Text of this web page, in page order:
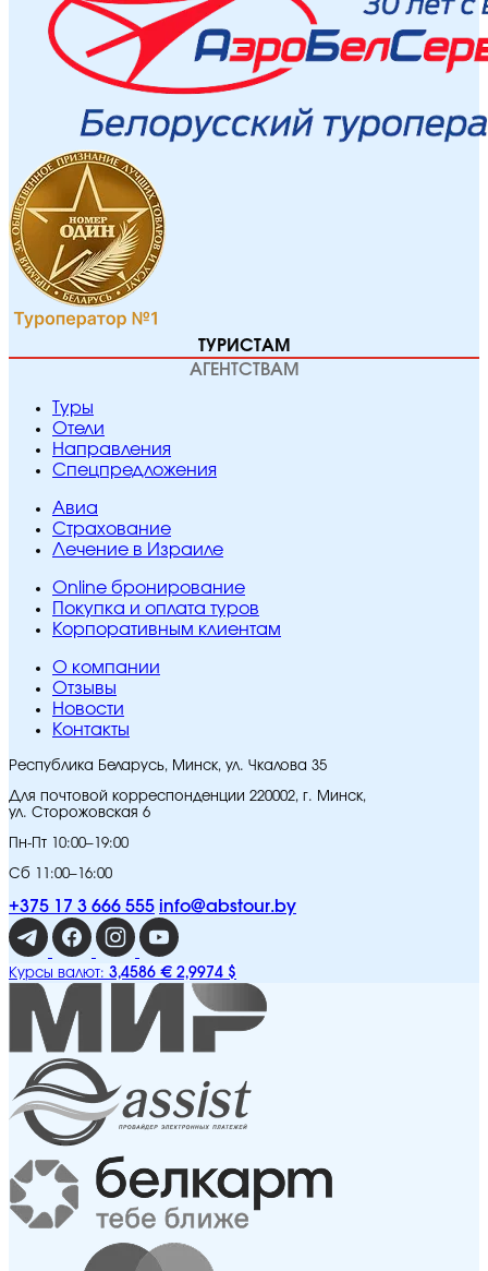
ТУРИСТАМ
АГЕНТСТВАМ
Туры
Отели
Направления
Спецпредложения
Авиа
Страхование
Лечение в Израиле
Online бронирование
Покупка и оплата туров
Корпоративным клиентам
O компании
Отзывы
Новости
Контакты
Республика Беларусь, Минск, ул. Чкалова 35
Для почтовой корреспонденции 220002, г. Минск,
ул. Сторожовская 6
Пн-Пт 10:00–19:00
Сб 11:00–16:00
+375 17 3 666 555 info@abstour.by
Курсы валют: 3,4586 € 2,9974 $